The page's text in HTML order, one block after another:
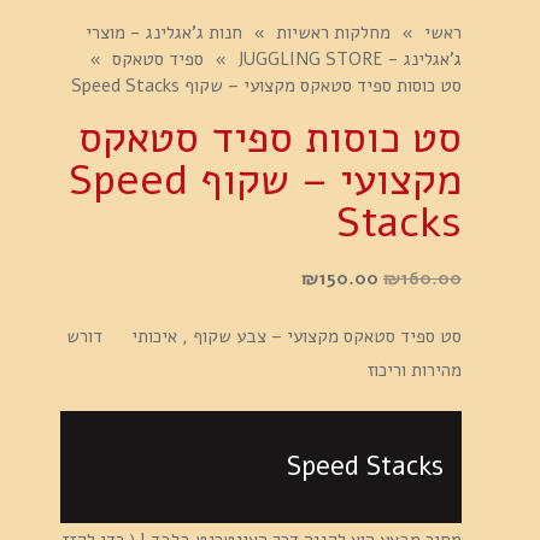
ראשי » מחלקות ראשיות » חנות ג'אגלינג - מוצרי
ג'אגלינג - JUGGLING STORE
» ספיד סטאקס »
סט כוסות ספיד סטאקס מקצועי – שקוף Speed Stacks
סט כוסות ספיד סטאקס
מקצועי – שקוף Speed
Stacks
₪160.00
המחיר
היה:
₪160.00.
₪150.00
המחיר
הוא:
סט ספיד סטאקס מקצועי – צבע שקוף , איכותי דורש
מהירות וריכוז
Speed Stacks